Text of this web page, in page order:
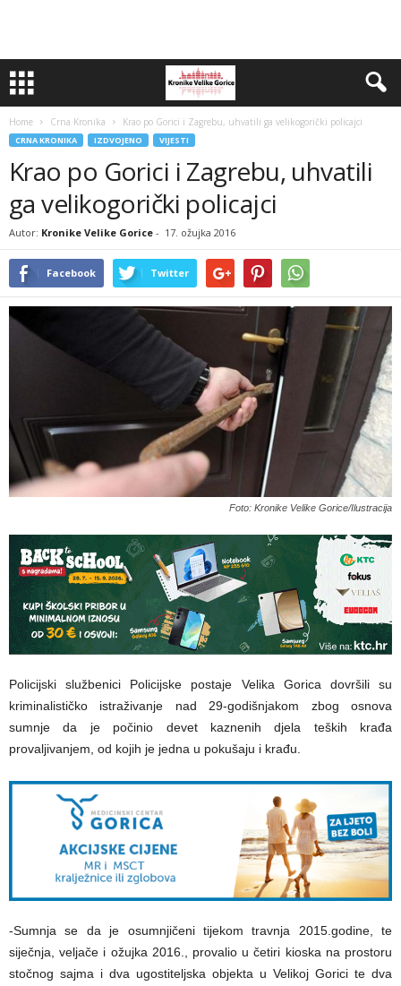
Home Crna Kronika Krao po Gorici i Zagrebu, uhvatili ga velikogorički policajci
CRNA KRONIKA IZDVOJENO VIJESTI
Krao po Gorici i Zagrebu, uhvatili
ga velikogorički policajci
Autor: Kronike Velike Gorice - 17. ožujka 2016
Facebook Twitter
Foto: Kronike Velike Gorice/Ilustracija
Policijski službenici Policijske postaje Velika Gorica dovršili su
kriminalističko istraživanje nad 29-godišnjakom zbog osnova
sumnje da je počinio devet kaznenih djela teških krađa
provaljivanjem, od kojih je jedna u pokušaju i krađu.
-Sumnja se da je osumnjičeni tijekom travnja 2015.godine, te
siječnja, veljače i ožujka 2016., provalio u četiri kioska na prostoru
stočnog sajma i dva ugostiteljska objekta u Velikoj Gorici te dva